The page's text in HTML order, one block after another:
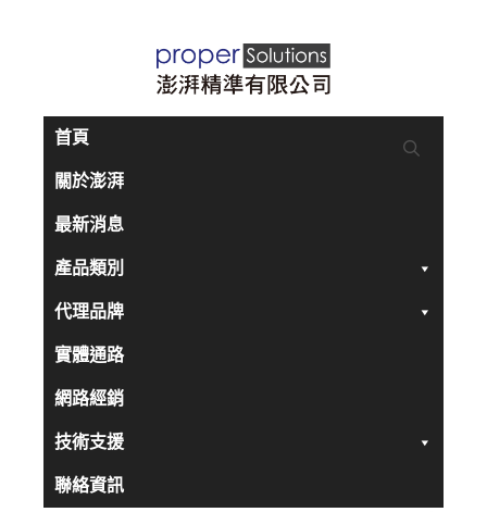
首頁
關於澎湃
最新消息
產品類別
代理品牌
實體通路
網路經銷
技術支援
聯絡資訊